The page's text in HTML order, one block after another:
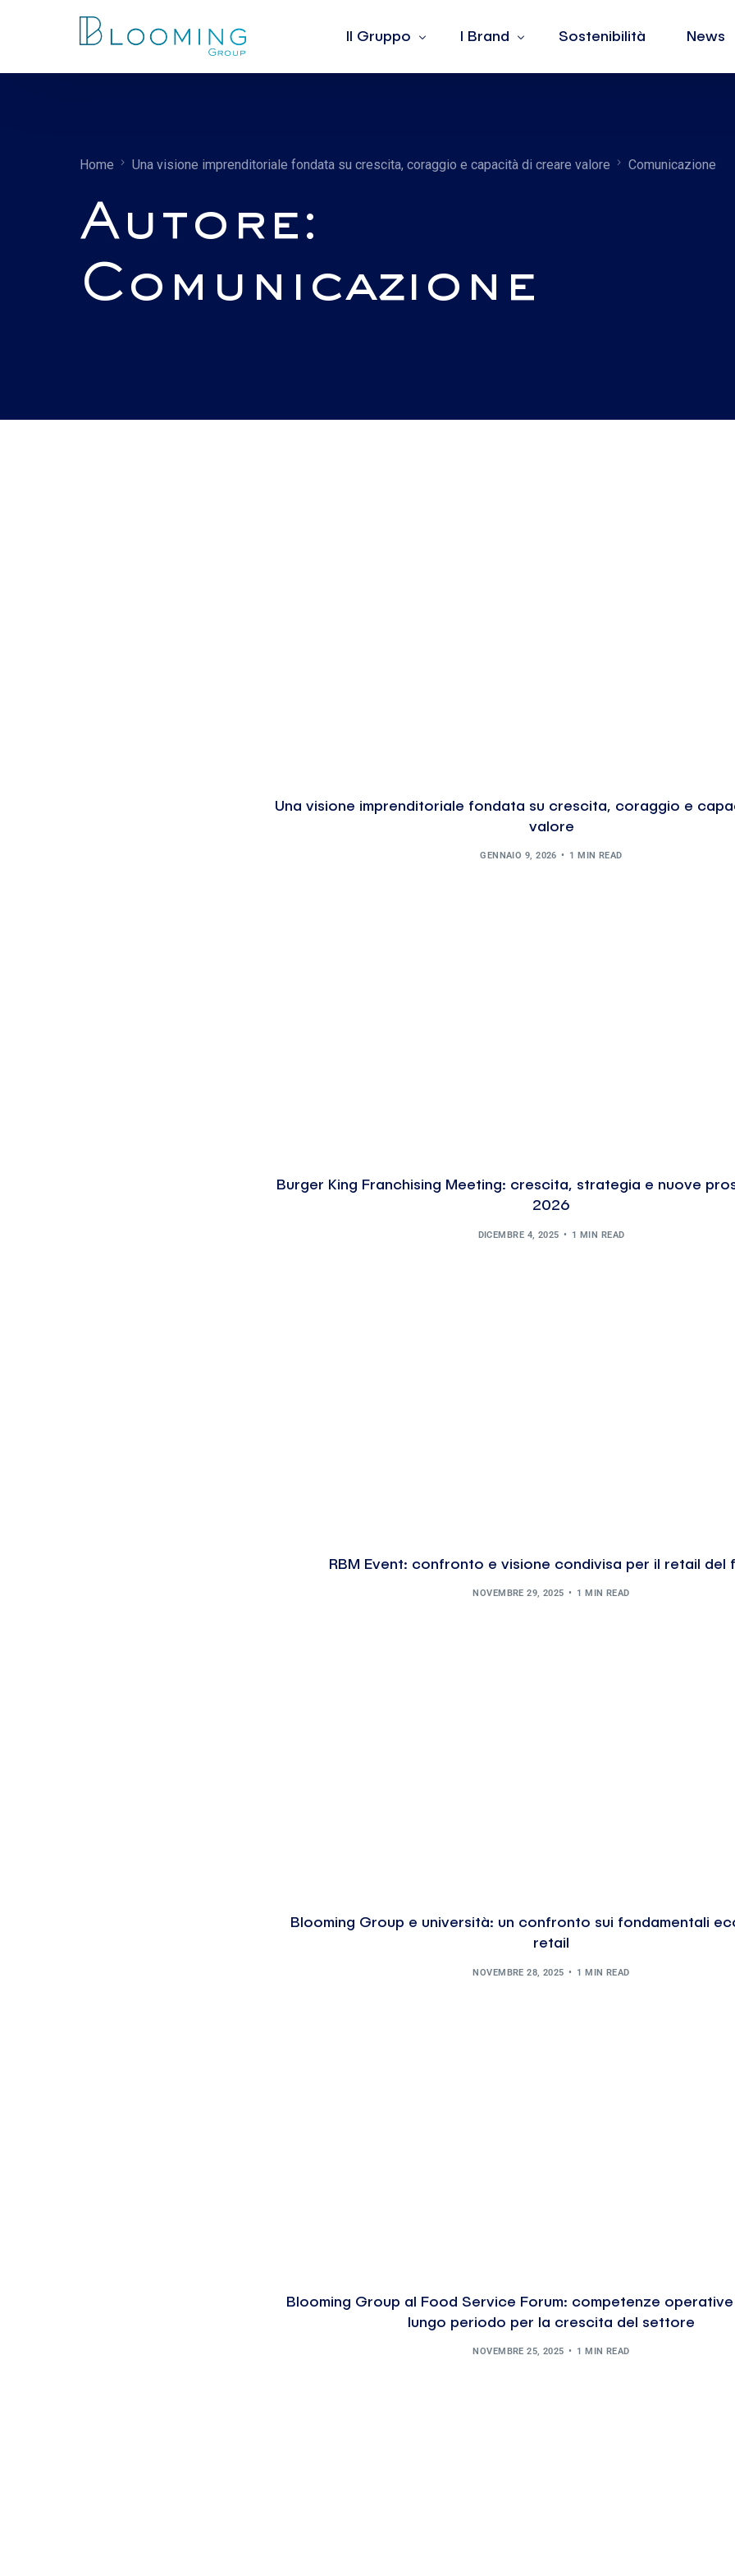
Il Gruppo I Brand
The Barber & Co
Sostenibilità News
Home Una visione imprenditoriale fondata su crescita, coraggio e capacità di creare valore Comunicazione
Autore:
Comunicazione
Una visione imprenditoriale fondata su crescita, coraggio e
valore
GENNAIO 9, 2026 1 MIN READ
Burger King Franchising Meeting: crescita, strategia e nuove
2026
DICEMBRE 4, 2025 1 MIN READ
RBM Event: confronto e visione condivisa per il retail del
NOVEMBRE 29, 2025 1 MIN READ
Blooming Group e università: un confronto sui fondamentali
retail
NOVEMBRE 28, 2025 1 MIN READ
Blooming Group al Food Service Forum: competenze
lungo periodo per la crescita del settore
NOVEMBRE 25, 2025 1 MIN READ